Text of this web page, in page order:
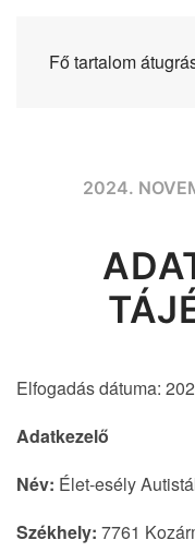
Fő tartalom
2024.
Elfogadás dátuma:
Adatkezelő
Név: Élet-esély
Székhely: 7761